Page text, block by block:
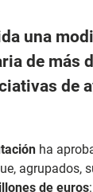
una
de más
de
ha
agrupados,
de euros